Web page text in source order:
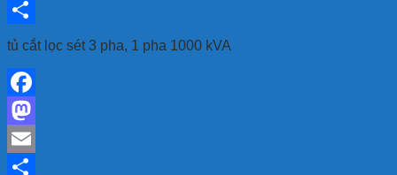
Email
Share
tủ cắt lọc sét 3 pha, 1 pha 1000 kVA
Facebook
Mastodon
Email